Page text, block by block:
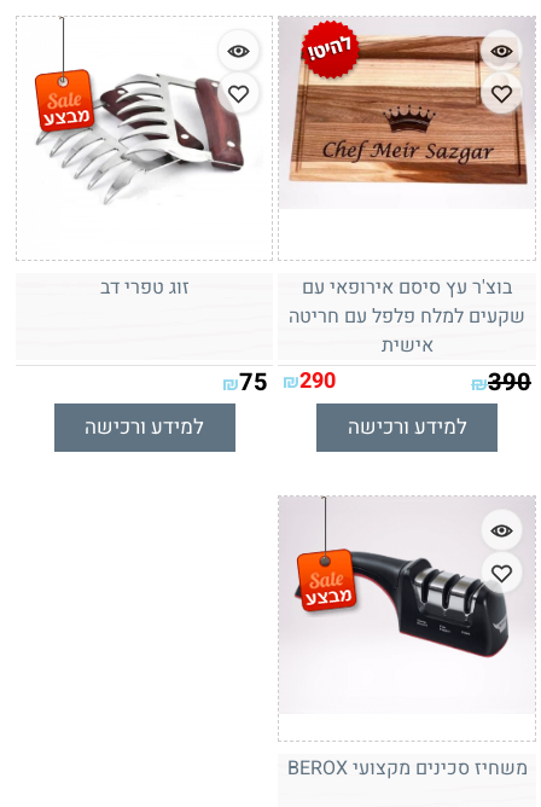
בוצ'ר עץ סיסם אירופאי עם
שקעים למלח פלפל עם חריטה
אישית
₪390
₪290
למידע ורכישה
זוג טפרי דב
₪75
למידע ורכישה
משחיז סכינים מקצועי BEROX